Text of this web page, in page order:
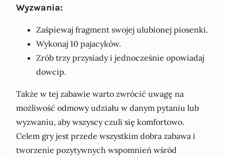
Wyzwania:
Zaśpiewaj fragment swojej ulubionej piosenki.
Wykonaj 10 pajacyków.
Zrób trzy przysiady i jednocześnie opowiadaj
dowcip.
Także w tej zabawie warto zwrócić uwagę na
możliwość odmowy udziału w danym pytaniu lub
wyzwaniu, aby wszyscy czuli się komfortowo.
Celem gry jest przede wszystkim dobra zabawa i
tworzenie pozytywnych wspomnień wśród